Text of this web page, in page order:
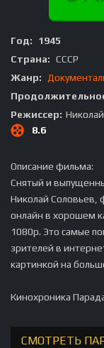
Год:
1945
Страна: СССР
Жанр:
Режиссер:
8.6
Описание фильма:
Снятый и
Николай
онлайн в хорошем
1080p. Это самые
зрителей в
картинкой на
Кинохроника
СМОТРЕТЬ